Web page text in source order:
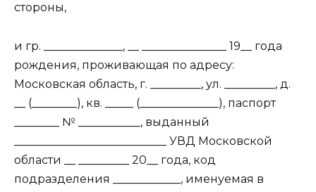
стороны,
и гр. ______________, __ _______________ 19__ года
рождения, проживающая по адресу:
Московская область, г. _________, ул. _________, д.
__ (________), кв. _____ (______________), паспорт
________ № ___________, выданный
___________________________ УВД Московской
области __ _________ 20__ года, код
подразделения ____________, именуемая в